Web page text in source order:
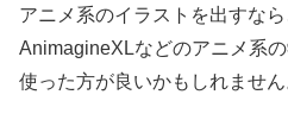
アニメ系のイラストを出すな
AnimagineXLなどのアニメ系
使った方が良いかもしれません